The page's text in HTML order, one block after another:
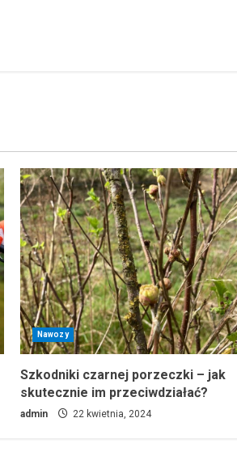
Nawozy
Szkodniki czarnej porzeczki – jak
skutecznie im przeciwdziałać?
admin 22 kwietnia, 2024